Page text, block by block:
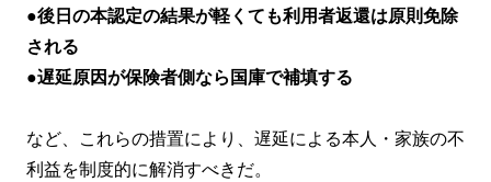
●後日の本認定の結果が軽くても利用者返還は原則免除
される
●遅延原因が保険者側なら国庫で補填する
など、これらの措置により、遅延による本人・家族の不
利益を制度的に解消すべきだ。